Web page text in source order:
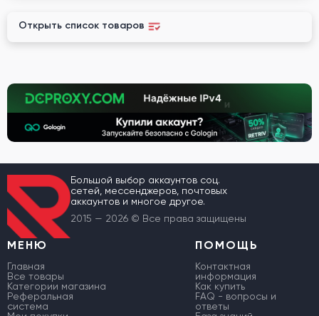
Открыть список товаров
Большой выбор аккаунтов соц.
сетей, мессенджеров, почтовых
аккаунтов и многое другое.
2015 — 2026 © Все права защищены
МЕНЮ
Главная
Все товары
Категории магазина
Реферальная
система
ПОМОЩЬ
Контактная
информация
Как купить
FAQ - вопросы и
ответы